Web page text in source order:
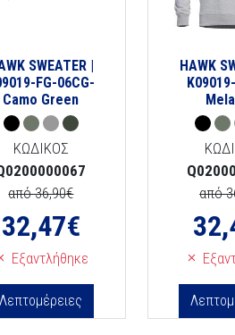
SWEATER |
FG-06CG-
Camo Green
ΚΩΔΙΚΟΣ
από 36,90€
32,47€
Εξαντλήθηκε
Λεπτομέρειες
HAWK
από